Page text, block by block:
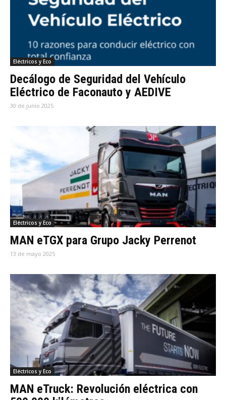
Eléctricos y Eco
Decálogo de Seguridad del Vehículo
Eléctrico de Faconauto y AEDIVE
30 de junio 2025
Eléctricos y Eco
MAN eTGX para Grupo Jacky Perrenot
13 de mayo 2025
Eléctricos y Eco
MAN eTruck: Revolución eléctrica con